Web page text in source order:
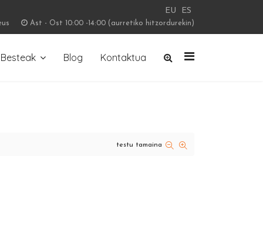
EU ES
Ast - Ost 10:00 -14:00 (aurretiko hitzordurekin)
Besteak Blog Kontaktua
testu tamaina